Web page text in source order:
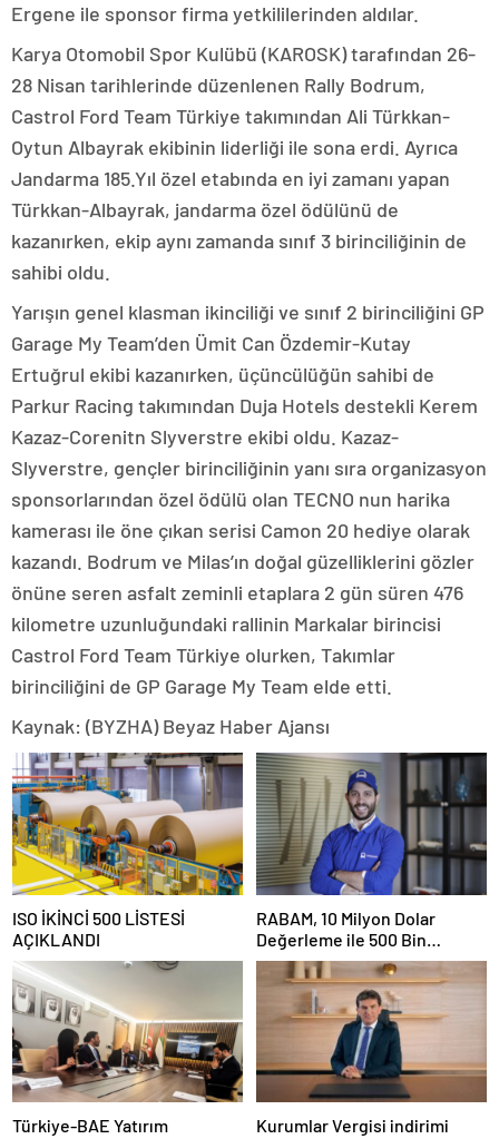
Ergene ile sponsor firma yetkililerinden aldılar.
Karya Otomobil Spor Kulübü (KAROSK) tarafından 26-
28 Nisan tarihlerinde düzenlenen Rally Bodrum,
Castrol Ford Team Türkiye takımından Ali Türkkan-
Oytun Albayrak ekibinin liderliği ile sona erdi. Ayrıca
Jandarma 185.Yıl özel etabında en iyi zamanı yapan
Türkkan-Albayrak, jandarma özel ödülünü de
kazanırken, ekip aynı zamanda sınıf 3 birinciliğinin de
sahibi oldu.
Yarışın genel klasman ikinciliği ve sınıf 2 birinciliğini GP
Garage My Team’den Ümit Can Özdemir-Kutay
Ertuğrul ekibi kazanırken, üçüncülüğün sahibi de
Parkur Racing takımından Duja Hotels destekli Kerem
Kazaz-Corenitn Slyverstre ekibi oldu. Kazaz-
Slyverstre, gençler birinciliğinin yanı sıra organizasyon
sponsorlarından özel ödülü olan TECNO nun harika
kamerası ile öne çıkan serisi Camon 20 hediye olarak
kazandı. Bodrum ve Milas’ın doğal güzelliklerini gözler
önüne seren asfalt zeminli etaplara 2 gün süren 476
kilometre uzunluğundaki rallinin Markalar birincisi
Castrol Ford Team Türkiye olurken, Takımlar
birinciliğini de GP Garage My Team elde etti.
Kaynak: (BYZHA) Beyaz Haber Ajansı
ISO İKİNCİ 500 LİSTESİ
AÇIKLANDI
RABAM, 10 Milyon Dolar
Değerleme ile 500 Bin
Dolarlık Yatırım Aldı
Türkiye-BAE Yatırım
Kurumlar Vergisi indirimi